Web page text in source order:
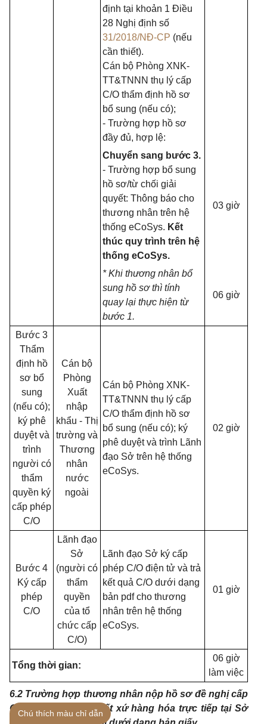
định tại khoản 1 Điều
28 Nghị định số
31/2018/NĐ-CP (nếu
cần thiết).
Cán bộ Phòng XNK-
TT&TNNN thụ lý cấp
C/O thẩm định hồ sơ
bổ sung (nếu có);
- Trường hợp hồ sơ
đầy đủ, hợp lệ:
Chuyển sang bước 3.
- Trường hợp bổ sung
hồ sơ/từ chối giải
quyết: Thông báo cho
thương nhân trên hệ
thống eCoSys. Kết
thúc quy trình trên hệ
thống eCoSys.
03 giờ
* Khi thương nhân bổ
sung hồ sơ thì tính
quay lại thực hiện từ
bước 1.
06 giờ
Bước 3
Thẩm
định hồ
sơ bổ
sung
(nếu có);
ký phê
duyệt và
trình
người có
thẩm
quyền ký
cấp phép
C/O
Cán bộ
Phòng
Xuất
nhập
khẩu - Thị
trường và
Thương
nhân
nước
ngoài
Cán bộ Phòng XNK-
TT&TNNN thụ lý cấp
C/O thẩm định hồ sơ
bổ sung (nếu có); ký
phê duyệt và trình Lãnh
đạo Sở trên hệ thống
eCoSys.
02 giờ
Bước 4
Ký cấp
phép
C/O
Lãnh đạo
Sở
(người có
thẩm
quyền
của tổ
chức cấp
C/O)
Lãnh đạo Sở ký cấp
phép C/O điện tử và trả
kết quả C/O dưới dạng
bản pdf cho thương
nhân trên hệ thống
eCoSys.
01 giờ
Tổng thời gian:
06 giờ
làm việc
6.2 Trường hợp thương nhân nộp hồ sơ đề nghị cấp
Giấy chứng nhận xuất xứ hàng hóa trực tiếp tại Sở
Chú thích màu chỉ dẫn